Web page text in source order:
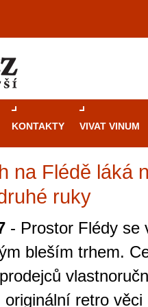
KONTAKTY VIVAT VINUM
na Flédě láká
ruky
- Prostor Flédy se
bleším trhem.
originální retro
Průvodce
Brně: Od
Brno je
zajímavé
restaurace,
kde si